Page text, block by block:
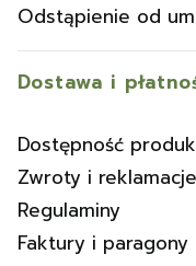
Odstąpienie od
Dostawa i
Dostępność
Zwroty i reklamacje
Regulaminy
Faktury i paragony